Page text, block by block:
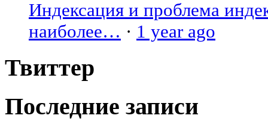
Индексация и проблема
наиболее… · 1 year ago
Твиттер
Последние записи